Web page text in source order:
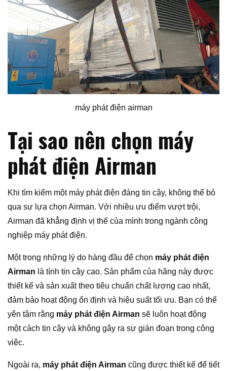
máy phát điện airman
Tại sao nên chọn máy
phát điện Airman
Khi tìm kiếm một máy phát điện đáng tin cậy, không thể bỏ
qua sự lựa chọn Airman. Với nhiều ưu điểm vượt trội,
Airman đã khẳng định vị thế của mình trong ngành công
nghiệp máy phát điện.
Một trong những lý do hàng đầu để chọn máy phát điện
Airman là tính tin cậy cao. Sản phẩm của hãng này được
thiết kế và sản xuất theo tiêu chuẩn chất lượng cao nhất,
đảm bảo hoạt động ổn định và hiệu suất tối ưu. Bạn có thể
yên tâm rằng máy phát điện Airman sẽ luôn hoạt động
một cách tin cậy và không gây ra sự gián đoạn trong công
việc.
Ngoài ra, máy phát điện Airman cũng được thiết kế để tiết